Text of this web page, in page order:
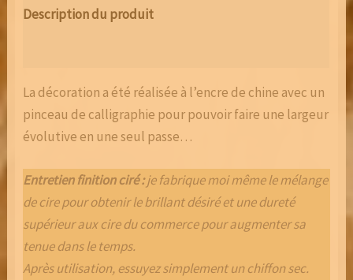
Description du produit
La décoration a été réalisée à l’encre de chine avec un
pinceau de calligraphie pour pouvoir faire une largeur
évolutive en une seul passe…
Entretien finition ciré :je fabrique moi même le mélange
de cire pour obtenir le brillant désiré et une dureté
supérieur aux cire du commerce pour augmenter sa
tenue dans le temps.
Après utilisation, essuyez simplement un chiffon sec.